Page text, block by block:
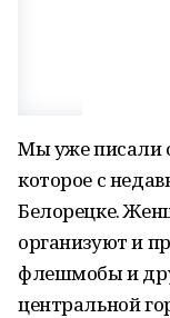
Мы уже писали
которое с
Белорецке.
организуют и
флешмобы и
центральной